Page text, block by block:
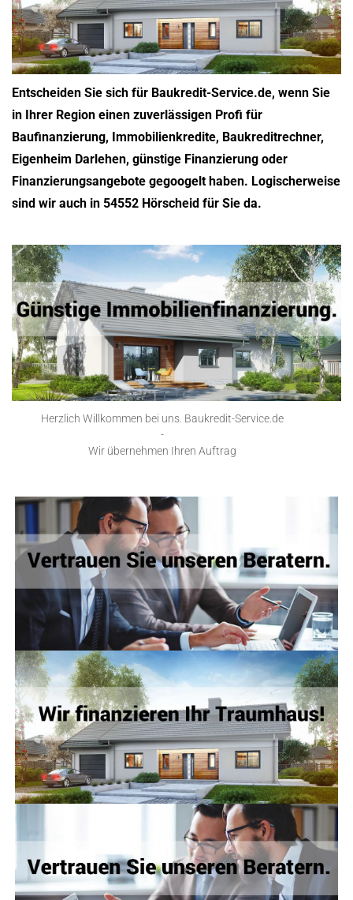
Entscheiden Sie sich für Baukredit-Service.de, wenn Sie
in Ihrer Region einen zuverlässigen Profi für
Baufinanzierung, Immobilienkredite, Baukreditrechner,
Eigenheim Darlehen, günstige Finanzierung oder
Finanzierungsangebote gegoogelt haben. Logischerweise
sind wir auch in 54552 Hörscheid für Sie da.
Herzlich Willkommen bei uns. Baukredit-Service.de
-
Wir übernehmen Ihren Auftrag